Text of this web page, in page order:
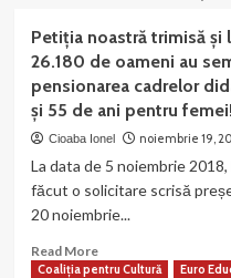
Petiția noastră trimisă și
26.180 de oameni au
pensionarea cadrelor
și 55 de ani pentru femei!
Cioaba Ionel noiembrie 19,
La data de 5 noiembrie
făcut o solicitare scrisă
20 noiembrie...
Read MoreRead
more
Coaliția pentru Cultură Euro